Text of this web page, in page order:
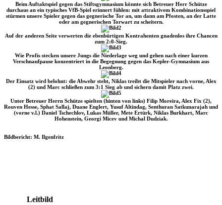
Beim Auftaktspiel gegen das Stiftsgymnasium könnte sich Betreuer Herr Schütze
durchaus an ein typisches VfB-Spiel erinnert fühlen: mit attraktivem Kombinationsspiel
stürmen unsere Spieler gegen das gegnerische Tor an, um dann am Pfosten, an der Latte
oder am gegnerischen Torwart zu scheitern.
Auf der anderen Seite verwerten die ebenbürtigen Kontrahenten gnadenlos ihre Chancen
zum 2:0-Sieg.
Wie Profis stecken unsere Jungs die Niederlage weg und gehen nach einer kurzen
Verschnaufpause konzentriert in die Begegnung gegen das Kepler-Gymnasium aus
Leonberg.
Der Einsatz wird belohnt: die Abwehr steht, Niklas treibt die Mitspieler nach vorne, Alex
(2) und Marc schließen zum 3:1 Sieg ab und sichern damit Platz zwei.
Unter Betreuer Herrn Schütze spielten (hinten von links) Filip Moreira, Alex Fix (2),
Rouven Hesse, Sphat Sallaj, Duane Englert, Yusuf Altindag, Senthuran Satkunarajah und
(vorne v.l.) Daniel Tschechlov, Lukas Müller, Mete Ertürk, Niklas Burkhart, Marc
Hohenstein, Georgi Micev und Michal Dudziak.
Bildbericht: M. Ilgenfritz
Leitbild